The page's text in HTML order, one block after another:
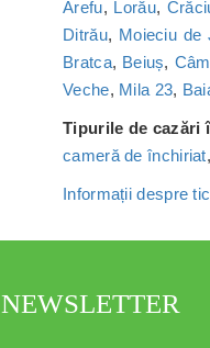
Arefu, Lorău,
Ditrău, Moieciu de
Bratca, Beiuș,
Veche, Mila 23,
Tipurile de cazări
cameră de închiriat
Informații despre
NEWSLETTER